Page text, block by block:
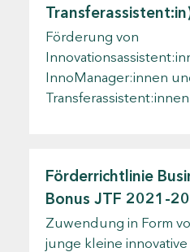
Förderung von
InnoManager:innen
Transferassistent:innen
Förderrichtlinie
Bonus JTF 2021-
Zuwendung in Form
junge kleine